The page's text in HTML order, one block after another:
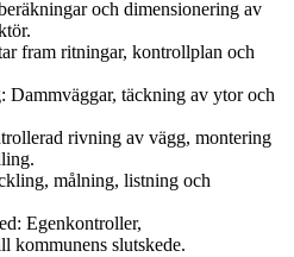
och dimensionering av
fram ritningar, kontrollplan och
Dammväggar, täckning av ytor och
rivning av vägg, montering
målning, listning och
Egenkontroller,
kommunens slutskede.